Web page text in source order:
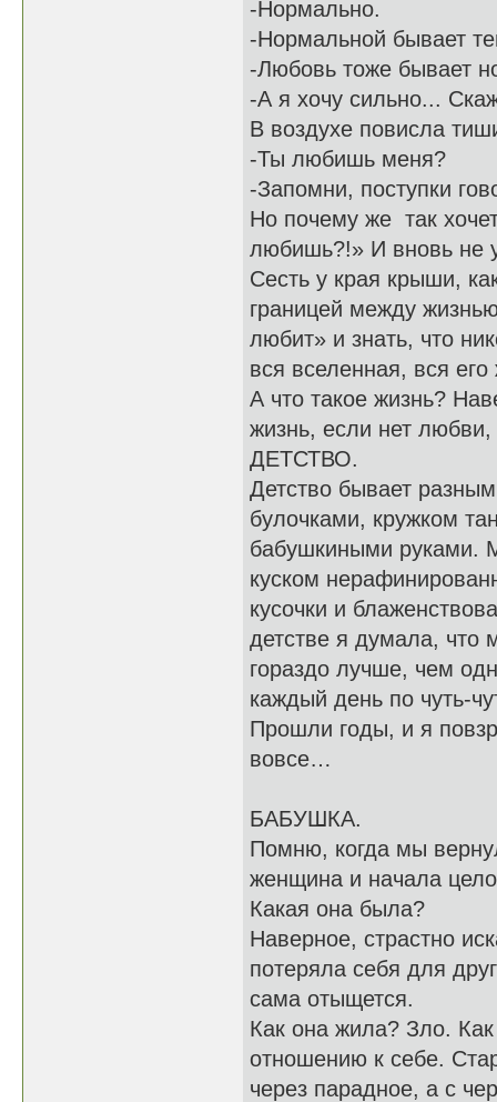
-Нормально.
-Нормальной бывает
-Любовь тоже бывает
-А я хочу сильно...
В воздухе повисла
-Ты любишь меня?
-Запомни, поступки
Но почему же так
любишь?!» И вновь не
Сесть у края крыши,
границей между
любит» и знать, что
вся вселенная, вся его
А что такое жизнь?
жизнь, если нет любви,
ДЕТСТВО.
Детство бывает
булочками, кружком
бабушкиными руками.
куском
кусочки и
детстве я думала, что
гораздо лучше, чем
каждый день по чуть-
Прошли годы, и я
вовсе…
БАБУШКА.
Помню, когда мы
женщина и начала
Какая она была?
Наверное, страстно
потеряла себя для
сама отыщется.
Как она жила? Зло.
отношению к себе.
через парадное, а с